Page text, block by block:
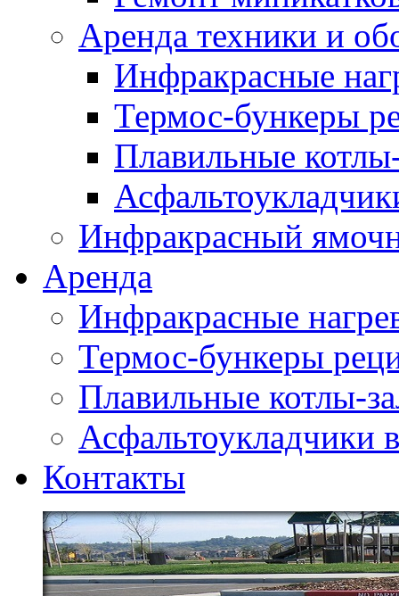
Аренда техники и
Инфракрасные
Термос-бункеры
Плавильные
Инфракрасный
Аренда
Инфракрасные
Термос-бункеры
Плавильные котлы-
Асфальтоукладчики
Контакты